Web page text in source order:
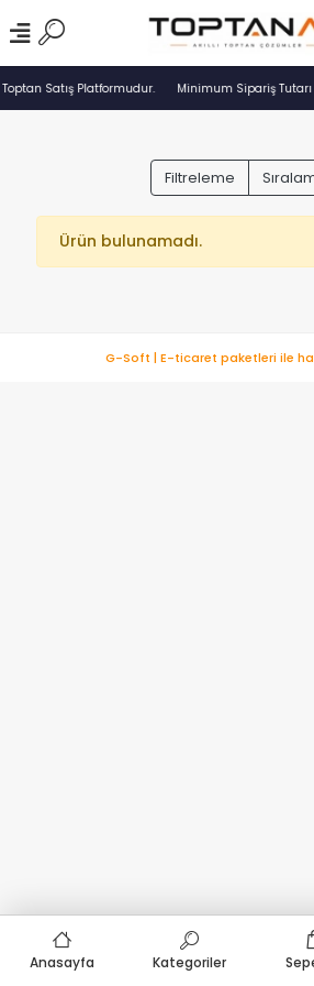
Satış Platformudur. Minimum Sipariş Tutarı
Filtreleme
Ürün bulunamadı.
Anasayfa Kategoriler
G-Soft | E-ticaret paketleri ile